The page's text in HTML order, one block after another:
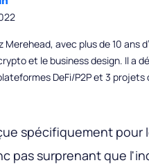
Merehead, avec plus de 10 ans
et le business design. Il a
DeFi/P2P et 3
spécifiquement pour
pas surprenant que